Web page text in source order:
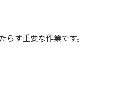
らす重要な作業です。